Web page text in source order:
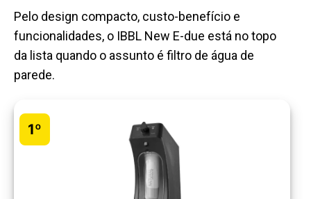
Pelo design compacto, custo-benefício e
funcionalidades, o IBBL New E-due está no topo
da lista quando o assunto é filtro de água de
parede.
1º